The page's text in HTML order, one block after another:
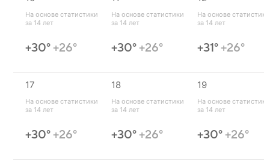
На основе статистики
за 14 лет
+30°+26°
На основе статистики
за 14 лет
+30°+26°
На основе
за 14 лет
+31°+26°
17
На основе статистики
за 14 лет
+30°+26°
18
На основе статистики
за 14 лет
+30°+26°
19
На основе
за 14 лет
+30°+26°